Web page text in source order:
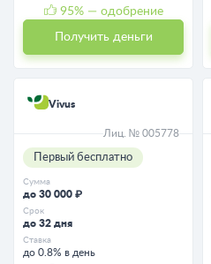
95% — одобрение
Получить деньги
Vivus
Лиц. № 005778
Первый бесплатно
Сумма
до 30 000 ₽
Срок
до 32 дня
Ставка
до 0.8% в день